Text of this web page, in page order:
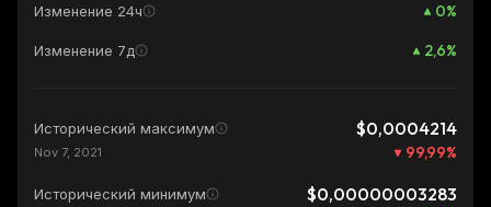
Изменение 24ч 0%
Изменение 7д 2,6%
Исторический максимум $0,0004214
Nov 7, 2021 99,99%
Исторический минимум $0,00000003283